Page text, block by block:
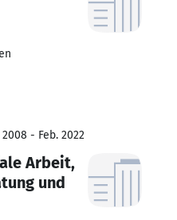
- Feb. 2022
Arbeit,
und